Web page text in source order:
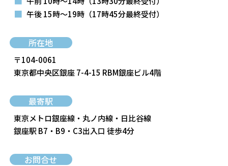
■ 午後 15時～19時 （17時45分最終受付）
所在地
〒104-0061
東京都中央区銀座 7-4-15 RBM銀座ビル4階
最寄駅
東京メトロ銀座線・丸ノ内線・日比谷線
銀座駅 B7・B9・C3出入口 徒歩4分
お問合せ